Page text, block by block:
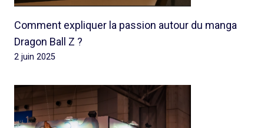
Comment expliquer la passion autour du manga
Dragon Ball Z ?
2 juin 2025